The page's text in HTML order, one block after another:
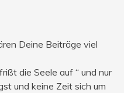
Deine Beiträge viel
die Seele auf “ und nur
und keine Zeit sich um